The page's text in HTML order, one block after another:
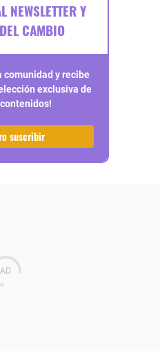
NEWSLETTER Y
CAMBIO
comunidad y recibe
exclusiva de
suscribir